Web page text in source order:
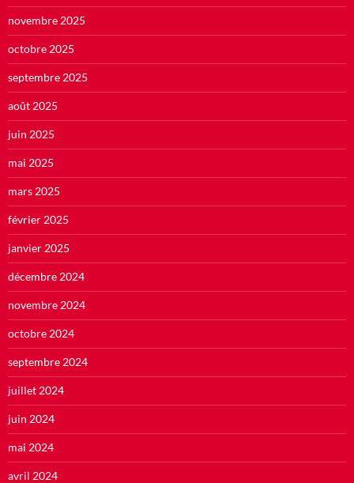
novembre 2025
octobre 2025
septembre 2025
août 2025
juin 2025
mai 2025
mars 2025
février 2025
janvier 2025
décembre 2024
novembre 2024
octobre 2024
septembre 2024
juillet 2024
juin 2024
mai 2024
avril 2024